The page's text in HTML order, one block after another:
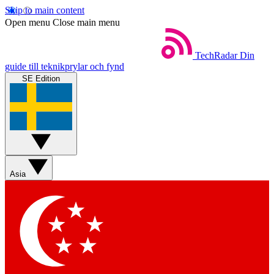
Skip to main content
Open menu Close main menu
TechRadar Din
guide till teknikprylar och fynd
SE Edition
Asia